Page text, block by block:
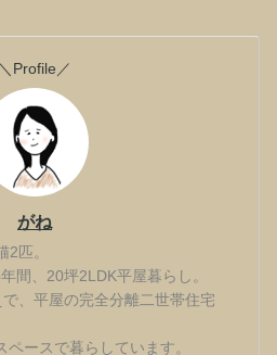
＼Profile／
がね
2匹。
間、20坪2LDK平屋暮らし。
、平屋の完全分離二世帯住宅
ースで暮らしています。